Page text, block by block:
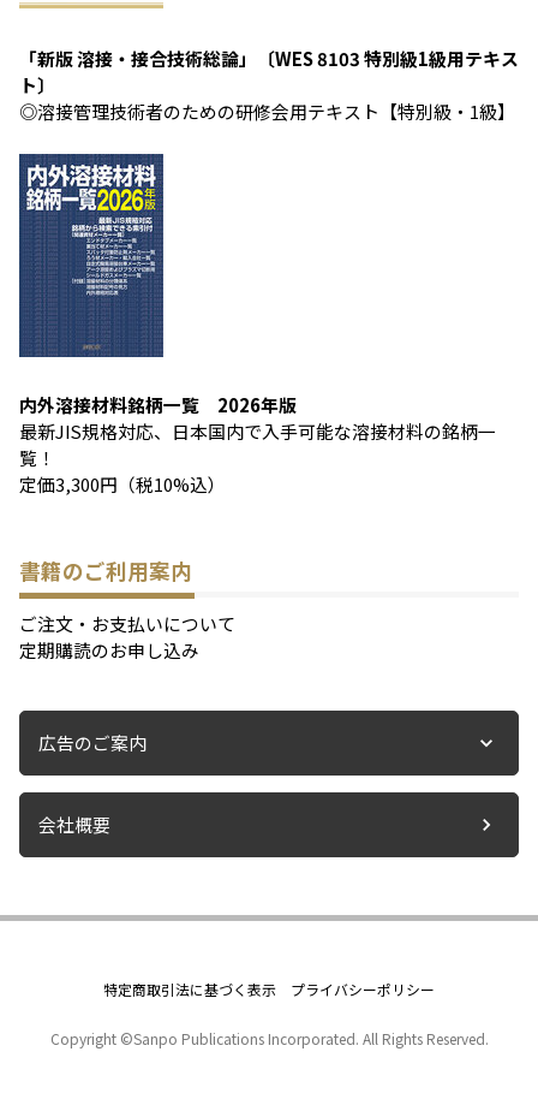
「新版 溶接・接合技術総論」〔WES 8103 特別級1級用テキス
ト〕
◎溶接管理技術者のための研修会用テキスト【特別級・1級】
内外溶接材料銘柄一覧 2026年版
最新JIS規格対応、日本国内で入手可能な溶接材料の銘柄一
覧！
定価3,300円（税10%込）
書籍のご利用案内
ご注文・お支払いについて
定期購読のお申し込み
広告のご案内
会社概要
特定商取引法に基づく表示 プライバシーポリシー
Copyright ©Sanpo Publications Incorporated. All Rights Reserved.